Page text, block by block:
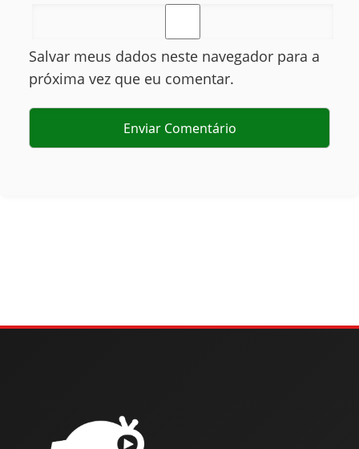
Salvar meus dados neste navegador para a
próxima vez que eu comentar.